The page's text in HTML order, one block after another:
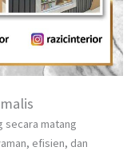
secara matang
efisien, dan